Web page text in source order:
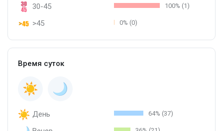
30-45 100% (1)
>45 0% (0)
Время суток
День 64% (37)